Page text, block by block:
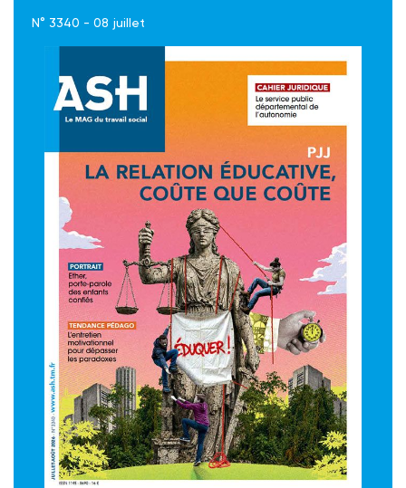
N° 3340 - 08 juillet